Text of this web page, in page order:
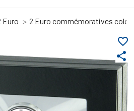
Euro 2 Euro commémoratives
share
favorite_border